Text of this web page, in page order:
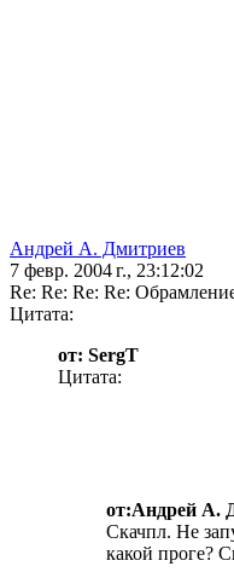
Андрей А. Дмитриев
7 февр. 2004 г., 23:12:02
Re: Re: Re: Re:
Цитата:
от: SergT
Цитата:
от:Андрей А.
Скачпл. Не
какой проге?